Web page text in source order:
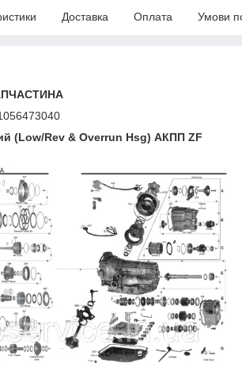
Доставка Оплата Умови
(Low/Rev & Overrun Hsg) АКПП ZF